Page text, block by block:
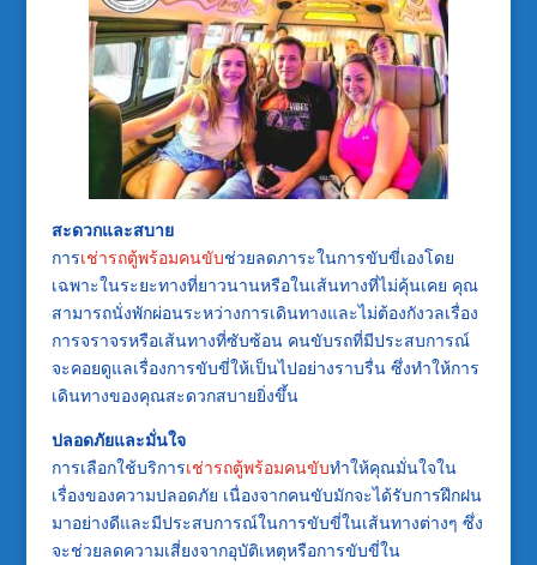
สะดวกและสบาย
การเช่ารถตู้พร้อมคนขับช่วยลดภาระในการขับขี่เองโดย
เฉพาะในระยะทางที่ยาวนานหรือในเส้นทางที่ไม่คุ้นเคย คุณ
สามารถนั่งพักผ่อนระหว่างการเดินทางและไม่ต้องกังวลเรื่อง
การจราจรหรือเส้นทางที่ซับซ้อน คนขับรถที่มีประสบการณ์
จะคอยดูแลเรื่องการขับขี่ให้เป็นไปอย่างราบรื่น ซึ่งทำให้การ
เดินทางของคุณสะดวกสบายยิ่งขึ้น
ปลอดภัยและมั่นใจ
การเลือกใช้บริการเช่ารถตู้พร้อมคนขับทำให้คุณมั่นใจใน
เรื่องของความปลอดภัย เนื่องจากคนขับมักจะได้รับการฝึกฝน
มาอย่างดีและมีประสบการณ์ในการขับขี่ในเส้นทางต่างๆ ซึ่ง
จะช่วยลดความเสี่ยงจากอุบัติเหตุหรือการขับขี่ใน